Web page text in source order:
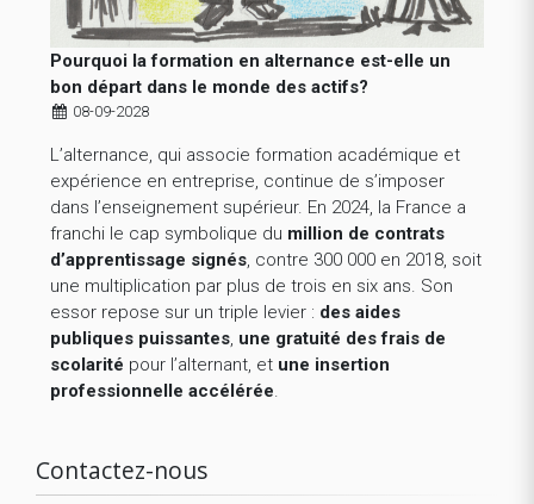
Pourquoi la formation en alternance est-elle un
bon départ dans le monde des actifs?
08-09-2028
L’alternance, qui associe formation académique et
expérience en entreprise, continue de s’imposer
dans l’enseignement supérieur. En 2024, la France a
franchi le cap symbolique du million de contrats
d’apprentissage signés, contre 300 000 en 2018, soit
une multiplication par plus de trois en six ans. Son
essor repose sur un triple levier : des aides
publiques puissantes, une gratuité des frais de
scolarité pour l’alternant, et une insertion
professionnelle accélérée.
Contactez-nous